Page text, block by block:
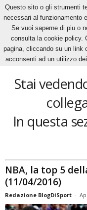
Home Tags Ish Smith
Ish Smith
Stai
In questa
NBA, la top 5
(11/04/2016)
Redazione BlogDiSport -
Questo sito o gli strumenti
necessari al funzionamento
Se vuoi saperne di piu o
consulta la cookie policy.
pagina, cliccando su un link
acconsenti ad un utilizzo